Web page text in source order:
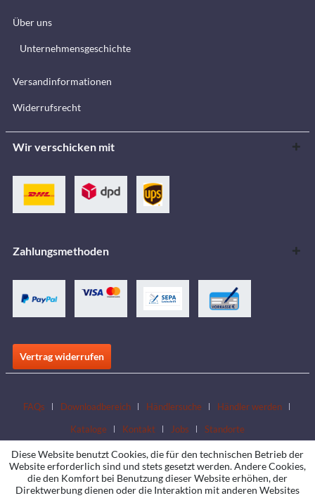
Über uns
Unternehmensgeschichte
Versandinformationen
Widerrufsrecht
Wir verschicken mit
Zahlungsmethoden
Vertrag widerrufen
FAQs Downloadbereich Händlersuche
Händler werden
Kataloge
Kontakt Jobs Standorte
Diese Website benutzt Cookies, die für den technischen Betrieb der
Website erforderlich sind und stets gesetzt werden. Andere Cookies,
die den Komfort bei Benutzung dieser Website erhöhen, der
Direktwerbung dienen oder die Interaktion mit anderen Websites